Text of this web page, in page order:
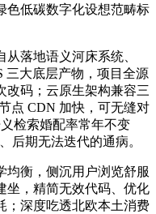
色低碳数字化设想范畴标
落地语义河床系统、
三大底层产物，项目全源
改码；云原生架构兼容三
点 CDN 加快，可无缝对
检索婚配率常年不变
后期无法迭代的通病。
衡，侧沉用户浏览舒服
坐，精简无效代码、优化
；深度吃透北欧本土消费